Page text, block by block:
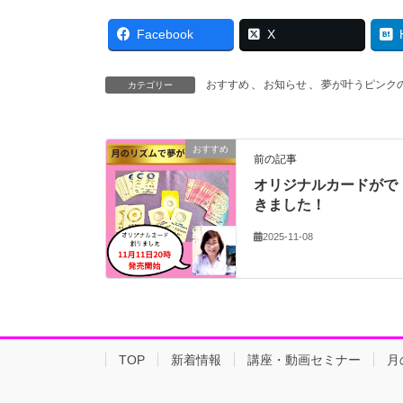
Facebook X
カテゴリー おすすめ 、 お知らせ 、 夢が叶うピンク
おすすめ
前の記事
オリジナルカードがで
きました！
2025-11-08
TOP 新着情報 講座・動画セミナー